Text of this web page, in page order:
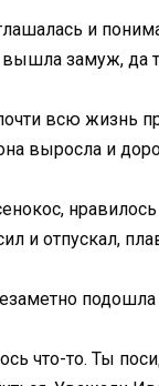
и
замуж, да
всю жизнь
выросла и
и отпускал,
подошла
что-то. Ты